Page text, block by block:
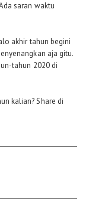
saran waktu
akhir tahun begini
aja gitu.
tahun 2020 di
kalian? Share di